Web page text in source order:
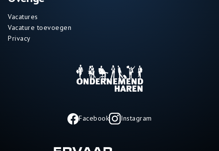
Vacatures
Vacature toevoegen
Privacy
Facebook Instagram